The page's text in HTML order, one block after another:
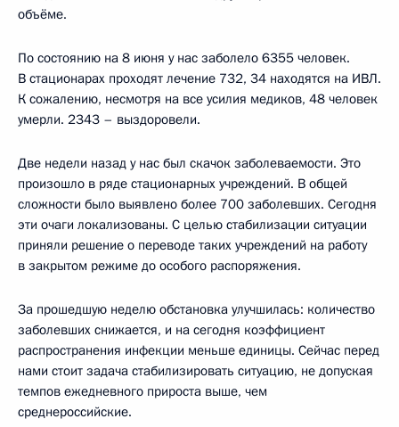
объёме.
По состоянию на 8 июня у нас заболело 6355 человек.
В стационарах проходят лечение 732, 34 находятся на ИВЛ.
К сожалению, несмотря на все усилия медиков, 48 человек
умерли. 2343 – выздоровели.
Две недели назад у нас был скачок заболеваемости. Это
произошло в ряде стационарных учреждений. В общей
сложности было выявлено более 700 заболевших. Сегодня
эти очаги локализованы. С целью стабилизации ситуации
приняли решение о переводе таких учреждений на работу
в закрытом режиме до особого распоряжения.
За прошедшую неделю обстановка улучшилась: количество
заболевших снижается, и на сегодня коэффициент
распространения инфекции меньше единицы. Сейчас перед
нами стоит задача стабилизировать ситуацию, не допуская
темпов ежедневного прироста выше, чем
среднероссийские.